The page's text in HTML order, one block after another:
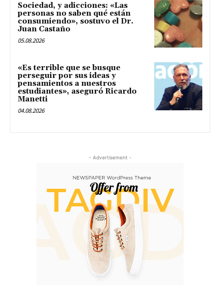
Sociedad, y adicciones: «Las
personas no saben qué están
consumiendo», sostuvo el Dr.
Juan Castaño
05.08.2026
«Es terrible que se busque
perseguir por sus ideas y
pensamientos a nuestros
estudiantes», aseguró Ricardo
Manetti
04.08.2026
- Advertisement -